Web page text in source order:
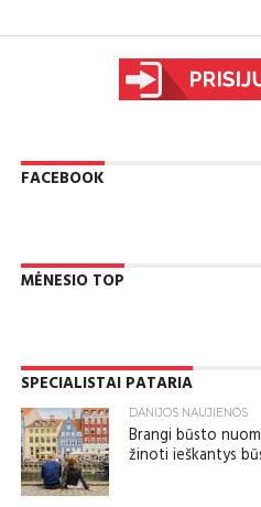
FACEBOOK
MĖNESIO TOP
SPECIALISTAI PATARIA
DANIJOS NAUJIENOS
Brangi būsto
žinoti ieškantys